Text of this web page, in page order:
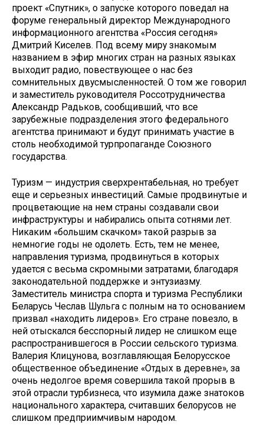
проект «Спутник», о запуске которого поведал на
фору­ме генеральный директор Междуна­родного
информационного агентства «Россия сегодня»
Дмитрий Киселев. Под всему миру знакомым
названием в эфир многих стран на разных язы­ках
выходит радио, повествующее о нас без
сомнительных двусмысленностей. О том же говорил
и замести­тель руководителя Россотрудничества
Александр Радьков, сообщивший, что все
зарубежные подразделения этого федерального
агентства принимают и будут принимать участие в
столь не­обходимой турпропаганде Союзного
государства.
Туризм — индустрия сверхрента­бельная, но требует
еще и серьезных инвестиций. Самые продвинутые и
процветающие на нем страны создава­ли свои
инфраструктуры и набирались опыта сотнями лет.
Никаким «большим скачком» такой разрыв за
немногие годы не одолеть. Есть, тем не менее,
направления туризма, продвинуться в которых
удается с весьма скромными затратами, благодаря
законодательной поддержке и энтузиазму.
Заместитель министра спорта и туризма Республи­ки
Беларусь Чеслав Шульга с полным на то основанием
призвал «находить лидеров». Его стране повезло, в
ней отыскался бесспорный лидер не слиш­ком еще
распространившегося в Рос­сии сельского туризма.
Валерия Клицунова, возглавляющая Белорусское
общественное объединение «Отдых в деревне», за
очень недолгое время со­вершила такой прорыв в
этой отрасли турбизнеса, что изумила даже знато­ков
национального характера, считав­ших белорусов не
слишком предпри­имчивым народом.